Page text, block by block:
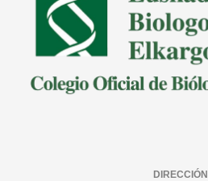
DIRECCIÓN